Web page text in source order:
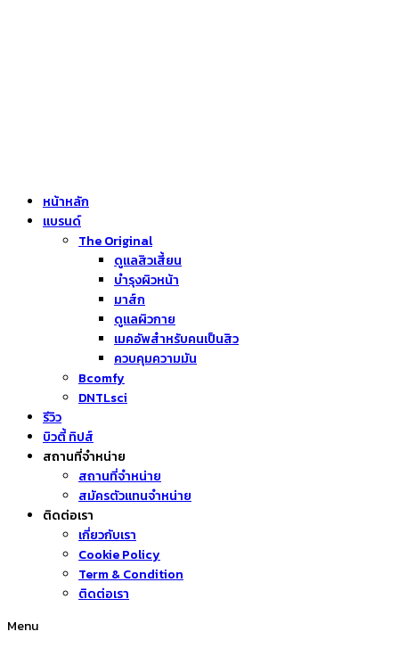
หน้าหลัก
แบรนด์
The Original
ดูแลสิวเสี้ยน
บำรุงผิวหน้า
มาส์ก
ดูแลผิวกาย
เมคอัพสำหรับคนเป็นสิว
ควบคุมความมัน
Bcomfy
DNTLsci
รีวิว
บิวตี้ ทิปส์
สถานที่จำหน่าย
สถานที่จำหน่าย
สมัครตัวแทนจำหน่าย
ติดต่อเรา
เกี่ยวกับเรา
Cookie Policy
Term & Condition
ติดต่อเรา
Menu